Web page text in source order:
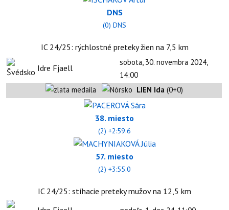
DNS
(0) DNS
IC 24/25: rýchlostné preteky žien na 7,5 km
Idre Fjaell
sobota, 30. novembra 2024,
14:00
LIEN Ida (0+0)
38. miesto
(2) +2:59.6
57. miesto
(2) +3:55.0
IC 24/25: stíhacie preteky mužov na 12,5 km